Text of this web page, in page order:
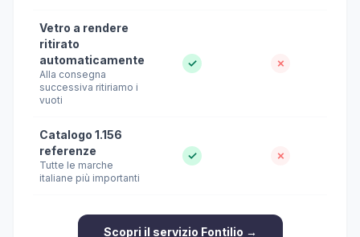
Vetro a rendere
ritirato
automaticamente
Alla consegna
successiva ritiriamo i
vuoti
✓ ✗
Catalogo 1.156
referenze
Tutte le marche
italiane più importanti
✓ ✗
Scopri il servizio Fontilio →